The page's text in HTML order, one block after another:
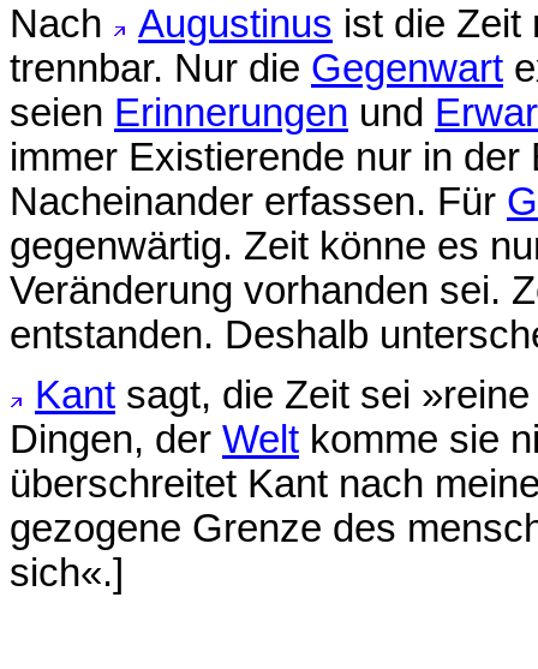
Nach
Augustinus ist die
trennbar. Nur die Gegenwart
seien Erinnerungen und
immer Existierende nur in
Nacheinander erfassen. Für
gegenwärtig. Zeit könne es
Veränderung vorhanden sei.
entstanden. Deshalb
Kant sagt, die Zeit sei
Dingen, der Welt komme sie
überschreitet Kant nach
gezogene Grenze des
sich«.]